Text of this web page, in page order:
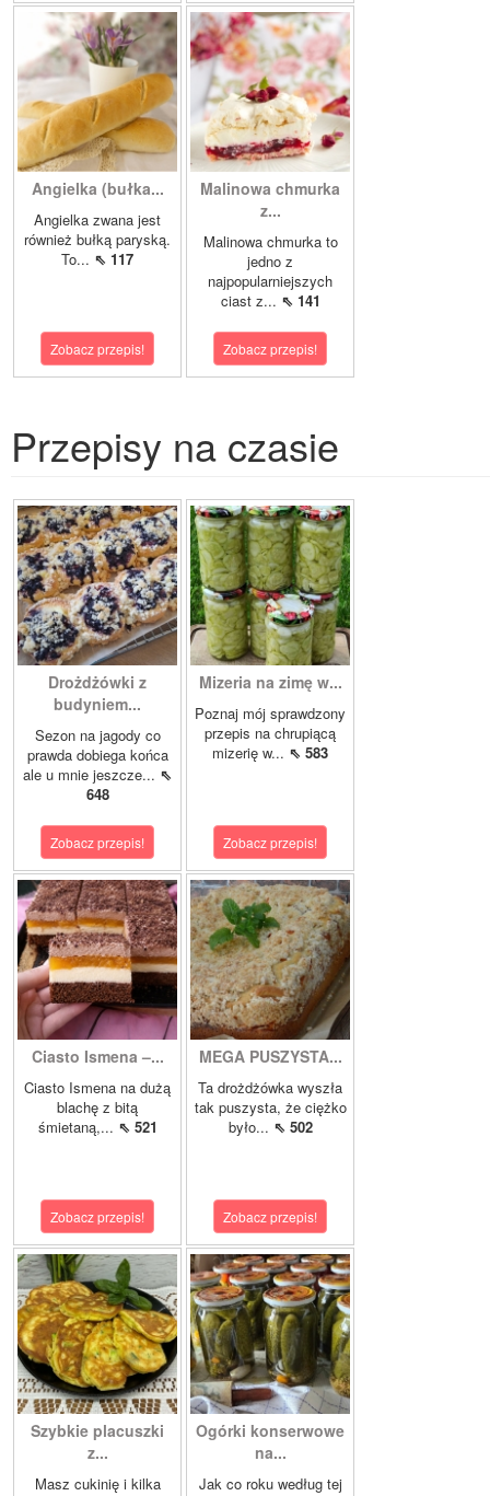
Angielka (bułka...
Angielka zwana jest
również bułką paryską.
To... ⇖ 117
Zobacz przepis!
Malinowa chmurka
z...
Malinowa chmurka to
jedno z
najpopularniejszych
ciast z... ⇖ 141
Zobacz przepis!
Przepisy na czasie
Drożdżówki z
budyniem...
Sezon na jagody co
prawda dobiega końca
ale u mnie jeszcze... ⇖
648
Zobacz przepis!
Mizeria na zimę w...
Poznaj mój sprawdzony
przepis na chrupiącą
mizerię w... ⇖ 583
Zobacz przepis!
Ciasto Ismena –...
Ciasto Ismena na dużą
blachę z bitą
śmietaną,... ⇖ 521
Zobacz przepis!
MEGA PUSZYSTA...
Ta drożdżówka wyszła
tak puszysta, że ciężko
było... ⇖ 502
Zobacz przepis!
Szybkie placuszki
z...
Masz cukinię i kilka
Ogórki konserwowe
na...
Jak co roku według tej